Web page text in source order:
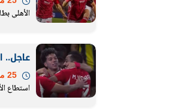
الأهلي بطلا لإفريقيا
عاجل..
استطاع
الرئيس السيسي: تداعيات خطيرة
الاقتصاد العالمي وأسعار الوقود حال
استمرار الأزمة في الشرق الأوسط